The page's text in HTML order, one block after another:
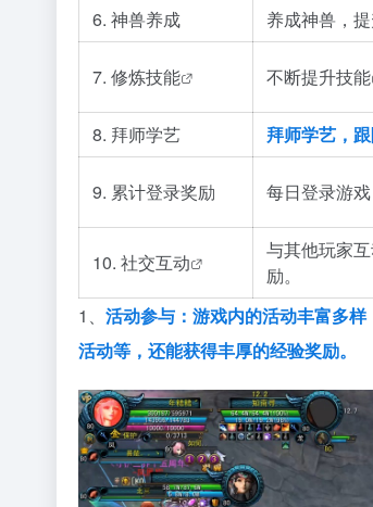
6. 神兽养成
养成神兽，
7. 修炼技能 不断提升技能
8. 拜师学艺
拜师学艺，
9. 累计登录奖励 每日登录游
10. 社交互动
与其他玩家
励。
1、 活动参与：游戏内的活动丰富多
活动等，还能获得丰厚的经验奖励。